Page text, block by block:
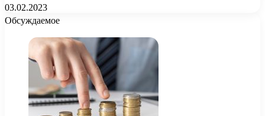
03.02.2023
Обсуждаемое